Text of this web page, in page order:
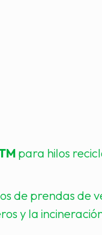
para hilos
de prendas de
y la